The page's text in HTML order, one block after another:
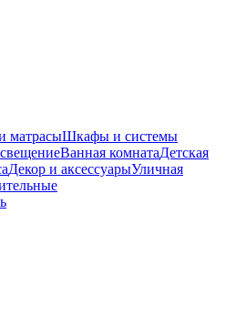
матрасыШкафы и системы
Ванная комнатаДетская
Декор и аксессуарыУличная